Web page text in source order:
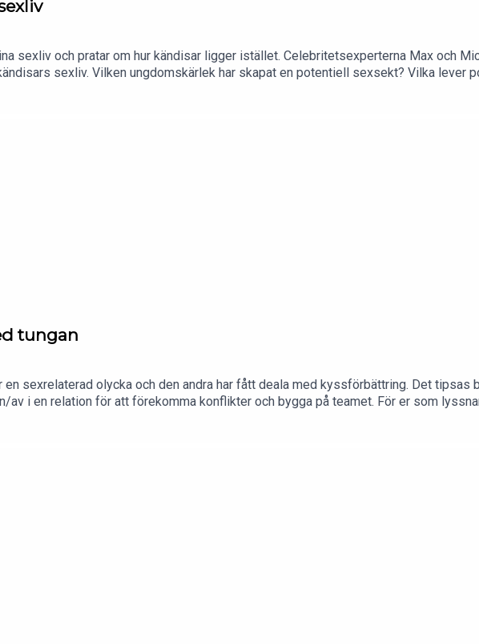
sexliv och pratar om hur kändisar ligger istället. Celebritetsexperterna Max och
sexliv. Vilken ungdomskärlek har skapat en potentiell sexsekt? Vilka lever
tungan
en sexrelaterad olycka och den andra har fått deala med kyssförbättring. Det tipsas
i en relation för att förekomma konflikter och bygga på teamet. För er som